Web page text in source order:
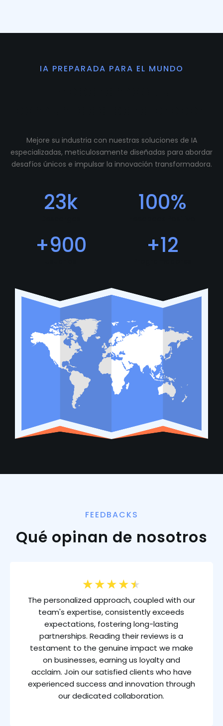
IA PREPARADA PARA EL MUNDO
Mejore su industria con nuestras soluciones de IA
especializadas, meticulosamente diseñadas para abordar
desafíos únicos e impulsar la innovación transformadora.
23k 100%
+900 +12
FEEDBACKS
Qué opinan de nosotros
★ ★ ★ ★ ★
The personalized approach, coupled with our
team's expertise, consistently exceeds
expectations, fostering long-lasting
partnerships. Reading their reviews is a
testament to the genuine impact we make
on businesses, earning us loyalty and
acclaim. Join our satisfied clients who have
experienced success and innovation through
our dedicated collaboration.